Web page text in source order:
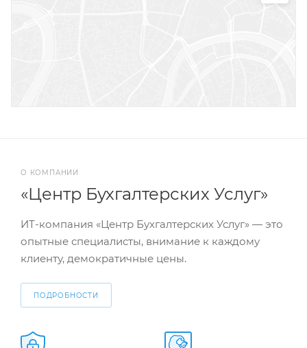
ИТ-компания «Центр Бухгалтерских Услуг» — это
опытные специалисты, внимание к каждому
клиенту, демократичные цены.
ПОДРОБНОСТИ
О КОМПАНИИ
«Центр Бухгалтерских Услуг»